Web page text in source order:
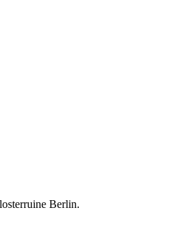
Berlin.